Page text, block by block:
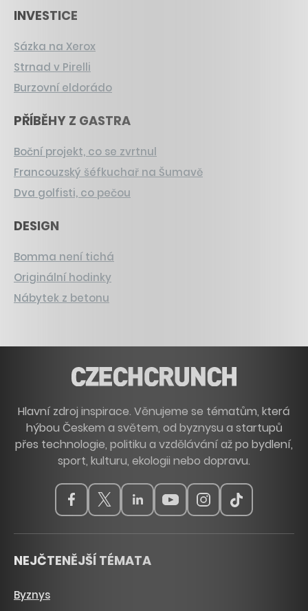
INVESTICE
Sázka na Xerox
Strnad v Pirelli
Burzovní eldorádo
PŘÍBĚHY Z GASTRA
Boční projekt, co se zvrtnul
Francouzský šéfkuchař na Šumavě
Dva golfisti, co pečou
DESIGN
Bomma není tichá
Originální hodinky
Nábytek z betonu
Hlavní zdroj inspirace. Věnujeme se tématům, která
hýbou Českem a světem, od byznysu a startupů
přes technologie, politiku a vzdělávání až po bydlení,
sport, kulturu, ekologii nebo dopravu.
NEJČTENĚJŠÍ TÉMATA
Byznys